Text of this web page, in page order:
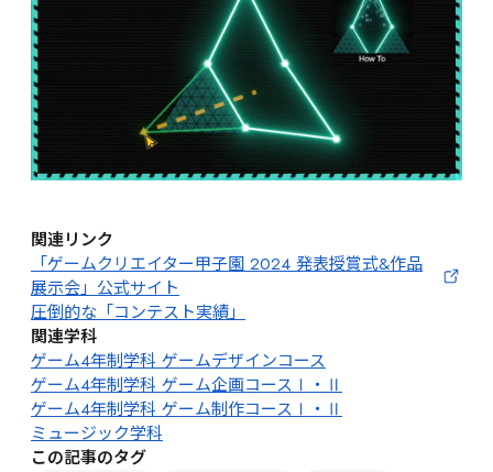
関連リンク
「ゲームクリエイター甲子園 2024 発表授賞式&作品
展示会」公式サイト
圧倒的な「コンテスト実績」
関連学科
ゲーム4年制学科 ゲームデザインコース
ゲーム4年制学科 ゲーム企画コースⅠ・Ⅱ
ゲーム4年制学科 ゲーム制作コースⅠ・Ⅱ
ミュージック学科
この記事のタグ